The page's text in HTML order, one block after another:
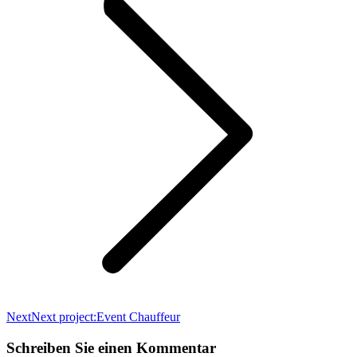
NextNext project:Event Chauffeur
Schreiben Sie einen Kommentar